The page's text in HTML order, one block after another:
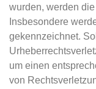
wurden, werden
Insbesondere
gekennzeichnet.
um einen
von